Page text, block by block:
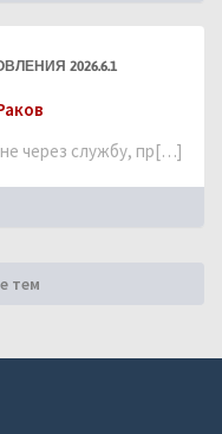
2026.6.1
через службу, пр[…]
тем